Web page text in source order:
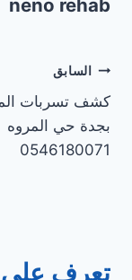
neno rehab
تصفّح
المقالات
السابق
كشف تسربات
بجدة حي المروه
0546180071
تعرف علي